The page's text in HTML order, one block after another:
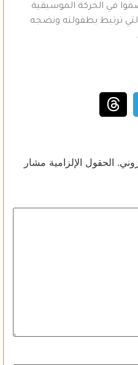
في الحركة الموسيقية
ترتبط بطفولته ونضجه
الحقول الإلزامية مشار